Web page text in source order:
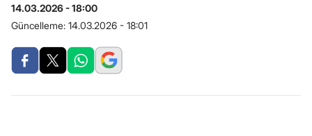
14.03.2026 - 18:00
Güncelleme: 14.03.2026 - 18:01